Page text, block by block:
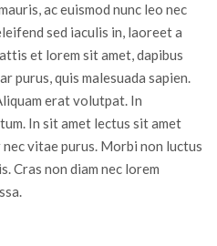
ac euismod nunc leo nec
sed iaculis in, laoreet a
et lorem sit amet, dapibus
purus, quis malesuada sapien.
erat volutpat. In
In sit amet lectus sit amet
vitae purus. Morbi non luctus
Cras non diam nec lorem